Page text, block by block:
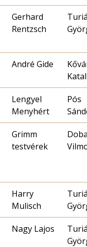
Gerhard
Rentzsch
André Gide
Lengyel
Menyhért
Pós
Grimm
testvérek
Harry
Mulisch
Nagy Lajos